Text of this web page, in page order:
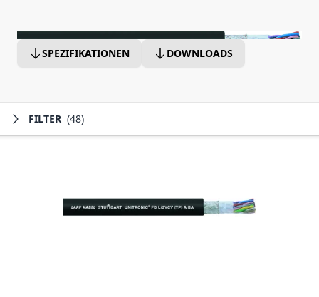
SPEZIFIKATIONEN DOWNLOADS
FILTER (48)